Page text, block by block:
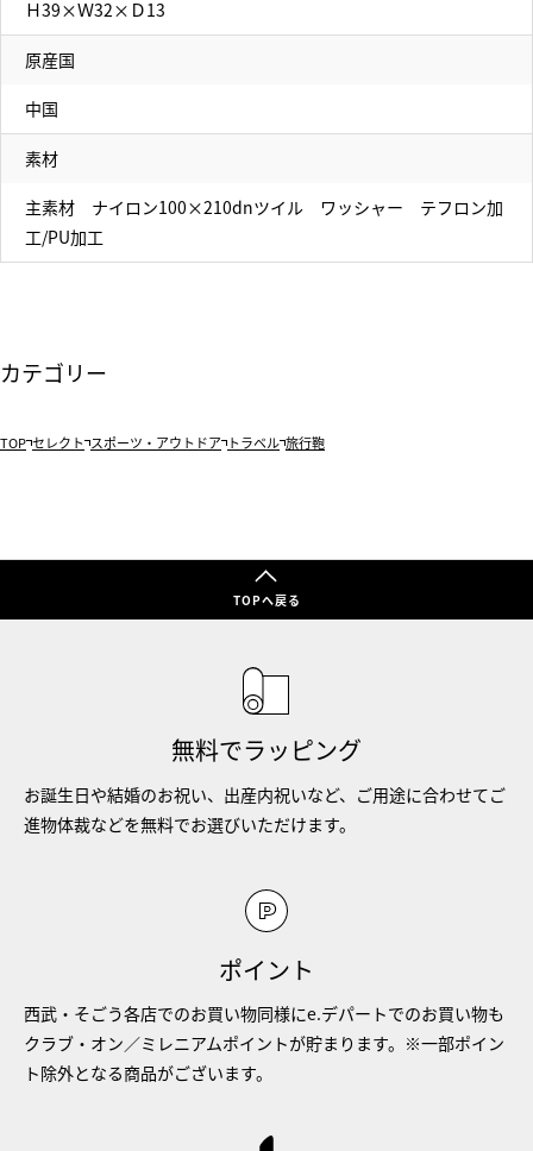
Ｈ39×Ｗ32×Ｄ13
原産国
中国
素材
主素材 ナイロン100×210dnツイル ワッシャー テフロン加
工/PU加工
カテゴリー
TOP セレクト スポーツ・アウトドア トラベル 旅行鞄
TOPへ戻る
無料でラッピング
お誕生日や結婚のお祝い、出産内祝いなど、ご用途に合わせてご
進物体裁などを無料でお選びいただけます。
ポイント
西武・そごう各店でのお買い物同様にe.デパートでのお買い物も
クラブ・オン／ミレニアムポイントが貯まります。※一部ポイン
ト除外となる商品がございます。